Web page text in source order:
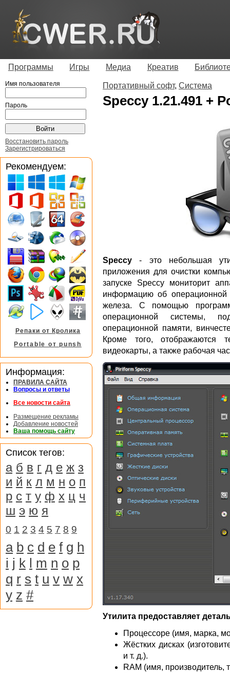
Программы Игры Медиа Креатив
Портативный софт, Система
Speccy 1.21.491 +
Speccy - это небольшая
приложения для очистки
запуске Speccy мониторит
информацию об операционной
железа. С помощью
операционной системы,
операционной памяти,
Кроме того, отображаются
видеокарты, а также рабочая
Утилита предоставляет
Процессоре (имя, марка,
Жёстких дисках
и т. д.).
RAM (имя, производитель,
Имя пользователя
Пароль
Восстановить пароль
Зарегистрироваться
Рекомендуем:
Репаки от Кролика
Portable от punsh
Информация:
ПРАВИЛА САЙТА
Вопросы и ответы
Все новости сайта
Размещение рекламы
Добавление новостей
Ваша помощь сайту
Список тегов:
а б в г д е ж з
и й к л м н о п
р с т у ф х ц ч
ш э ю я
0 1 2 3 4 5 7 8 9
a b c d e f g h
i j k l m n o p
q r s t u v w x
y z #